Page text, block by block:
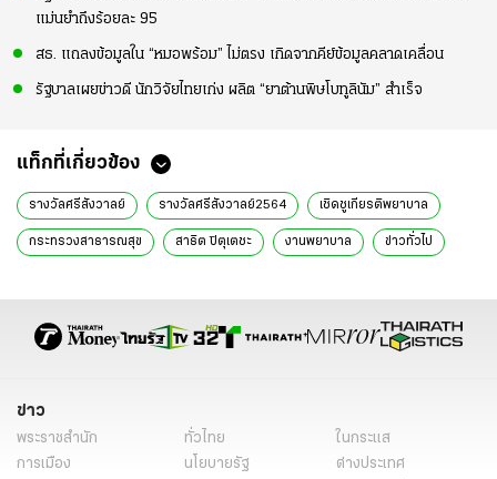
แม่นยำถึงร้อยละ 95
สธ. แถลงข้อมูลใน “หมอพร้อม” ไม่ตรง เกิดจากคีย์ข้อมูลคลาดเคลื่อน
รัฐบาลเผยข่าวดี นักวิจัยไทยเก่ง ผลิต “ยาต้านพิษโบทูลินัม” สำเร็จ
แท็กที่เกี่ยวข้อง
รางวัลศรีสังวาลย์ รางวัลศรีสังวาลย์2564 เชิดชูเกียรติพยาบาล
กระทรวงสาธารณสุข สาธิต ปิตุเตชะ งานพยาบาล ข่าวทั่วไป
ข่าว
พระราชสำนัก ทั่วไทย
ในกระแส
การเมือง
นโยบายรัฐ
ต่างประเทศ